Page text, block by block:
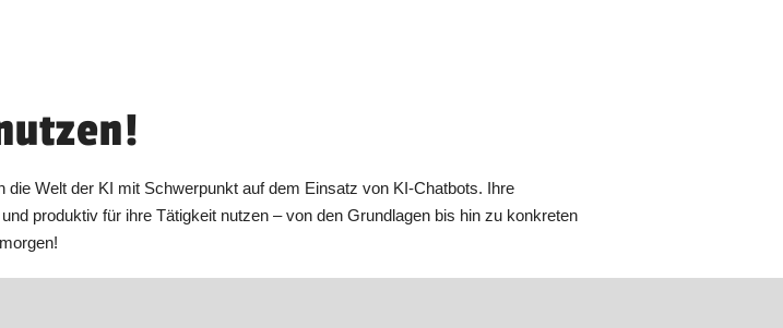
Welt der KI mit Schwerpunkt auf dem Einsatz von KI-Chatbots. Ihre
produktiv für ihre Tätigkeit nutzen – von den Grundlagen bis hin zu konkreten